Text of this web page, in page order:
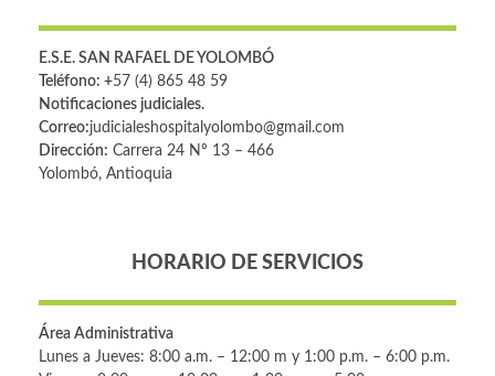
E.S.E. SAN RAFAEL DE YOLOMBÓ
Teléfono: +57 (4) 865 48 59
Notificaciones judiciales.
Correo:judicialeshospitalyolombo@gmail.com
Dirección: Carrera 24 Nº 13 – 466
Yolombó, Antioquia
HORARIO DE SERVICIOS
Área Administrativa
Lunes a Jueves: 8:00 a.m. – 12:00 m y 1:00 p.m. – 6:00 p.m.